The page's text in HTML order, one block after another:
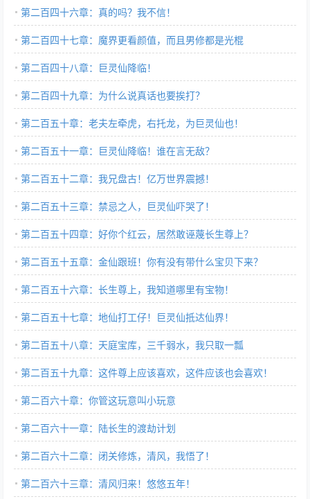
第二百四十六章：真的吗？我不信！
第二百四十七章：魔界更看颜值，而且男修都是光棍
第二百四十八章：巨灵仙降临！
第二百四十九章：为什么说真话也要挨打？
第二百五十章：老夫左牵虎，右托龙，为巨灵仙也！
第二百五十一章：巨灵仙降临！谁在言无敌？
第二百五十二章：我兄盘古！亿万世界震撼！
第二百五十三章：禁忌之人，巨灵仙吓哭了！
第二百五十四章：好你个红云，居然敢诬蔑长生尊上？
第二百五十五章：金仙跟班！你有没有带什么宝贝下来？
第二百五十六章：长生尊上，我知道哪里有宝物！
第二百五十七章：地仙打工仔！巨灵仙抵达仙界！
第二百五十八章：天庭宝库，三千弱水，我只取一瓢
第二百五十九章：这件尊上应该喜欢，这件应该也会喜欢！
第二百六十章：你管这玩意叫小玩意
第二百六十一章：陆长生的渡劫计划
第二百六十二章：闭关修炼，清风，我悟了！
第二百六十三章：清风归来！悠悠五年！